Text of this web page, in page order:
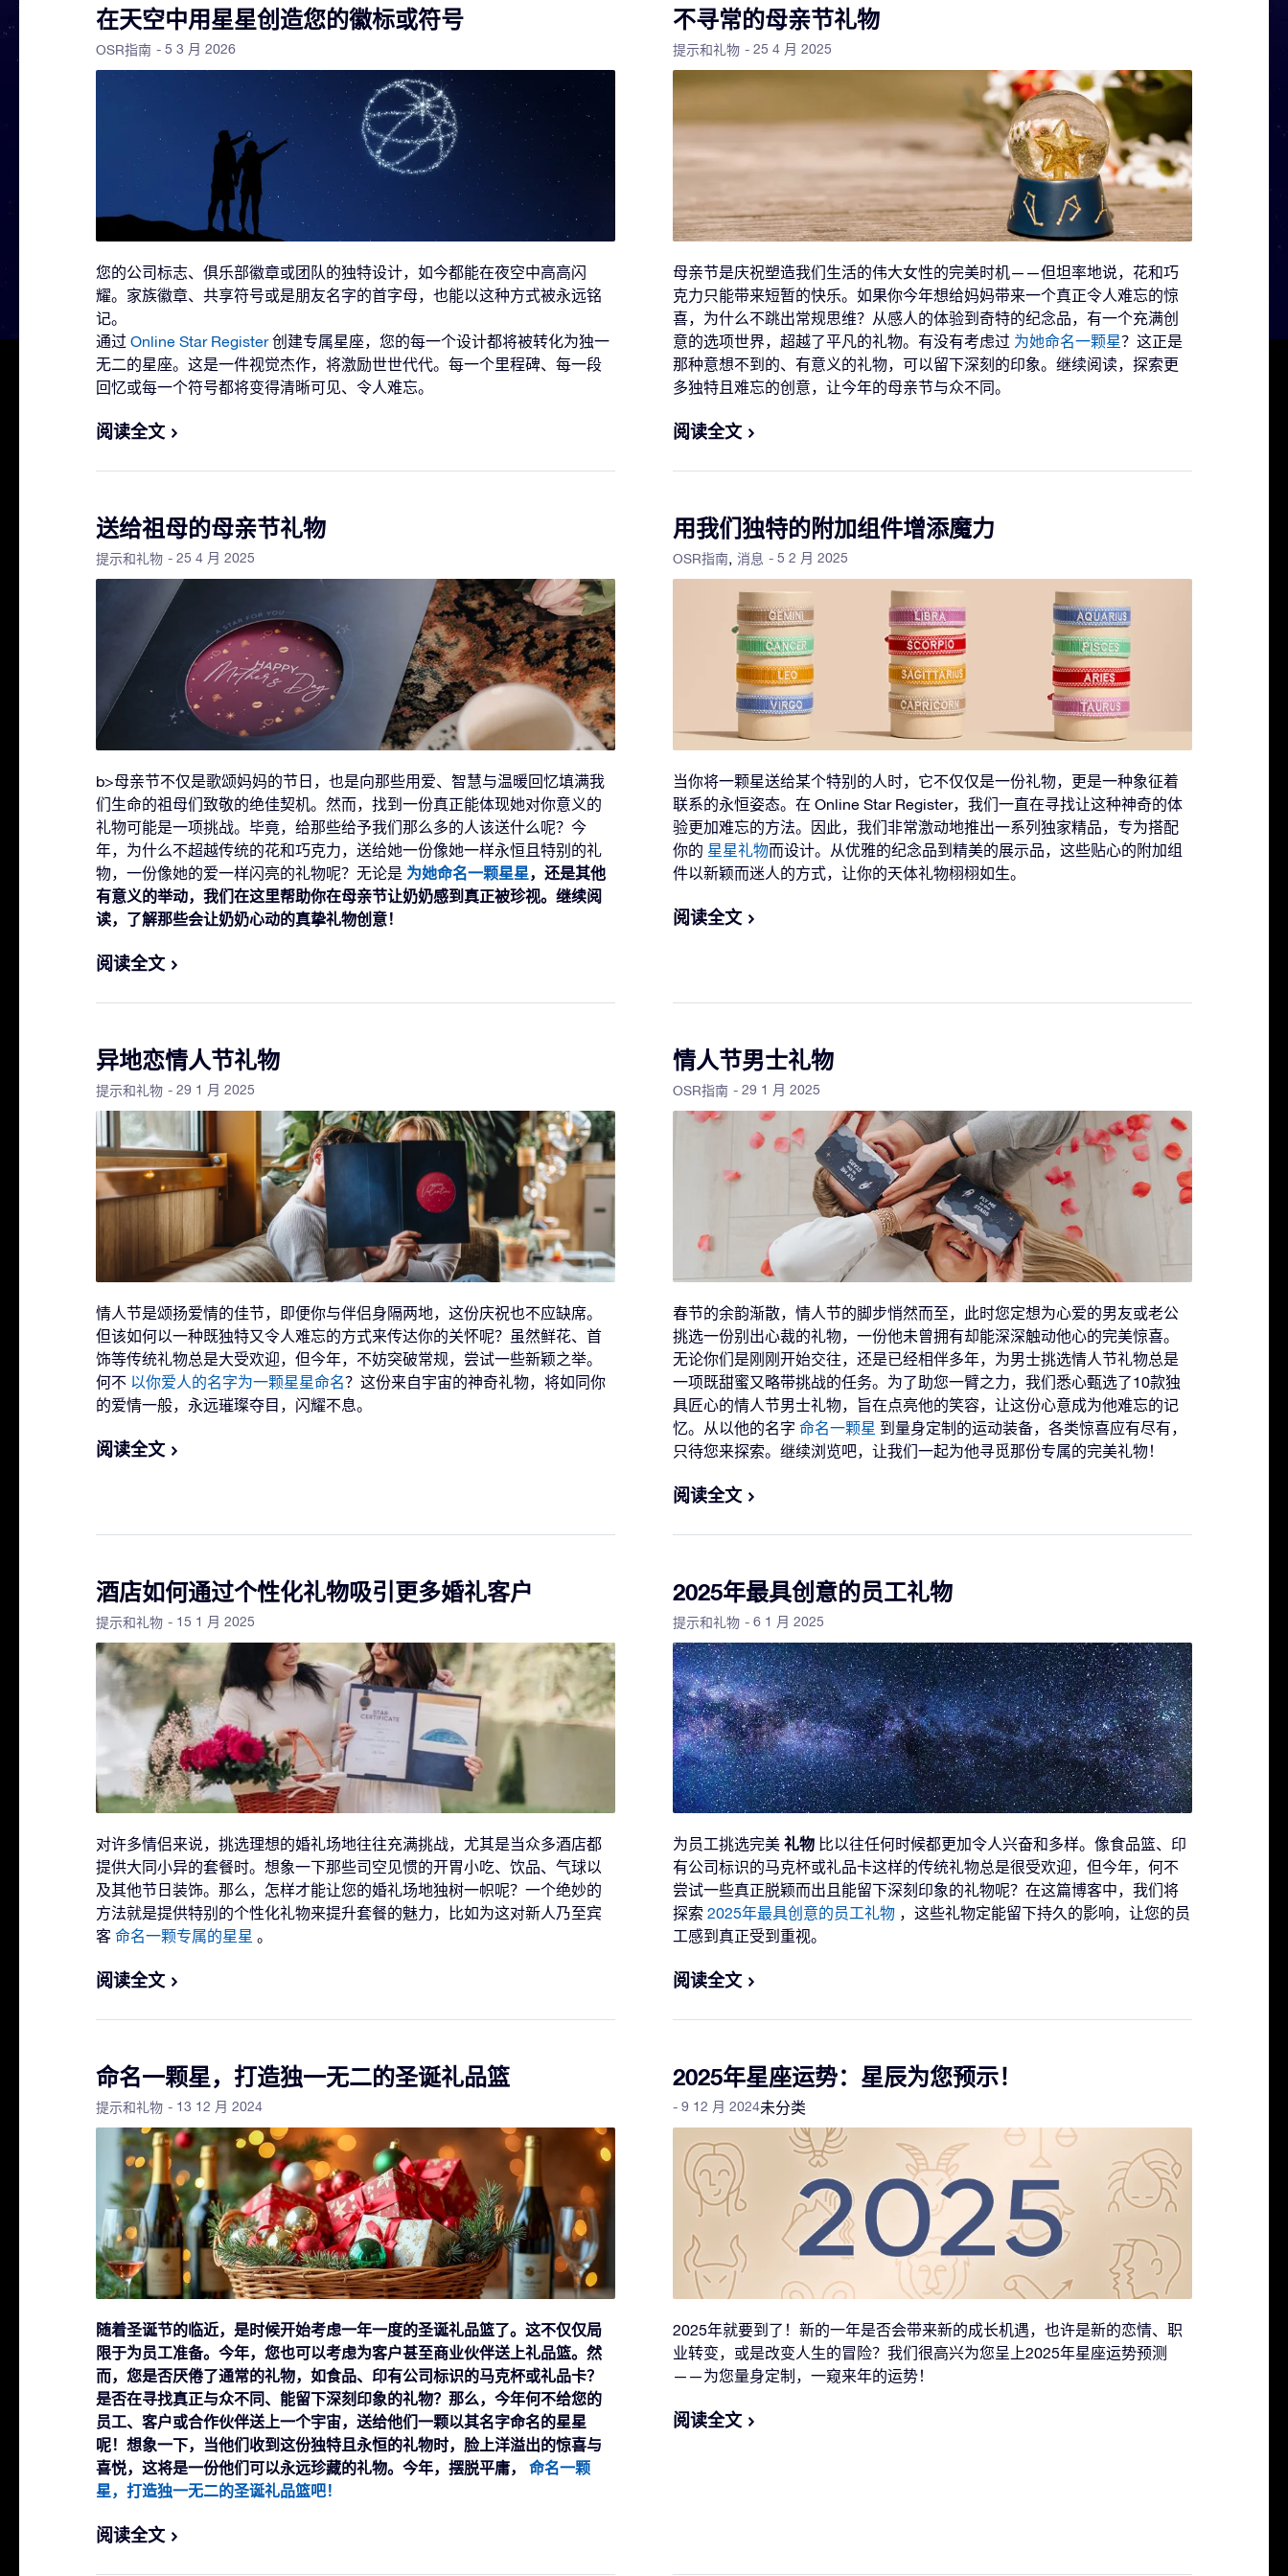
在天空中用星星创造您的徽标或符号
OSR指南 - 5 3 月 2026
您的公司标志、俱乐部徽章或团队的独特设计，如今都能在夜空中高高闪
耀。家族徽章、共享符号或是朋友名字的首字母，也能以这种方式被永远铭
记。
通过 Online Star Register创建专属星座，您的每一个设计都将被转化为独一
无二的星座。这是一件视觉杰作，将激励世世代代。每一个里程碑、每一段
回忆或每一个符号都将变得清晰可见、令人难忘。
阅读全文
不寻常的母亲节礼物
提示和礼物 - 25 4 月 2025
母亲节是庆祝塑造我们生活的伟大女性的完美时机——但坦率地说，花和巧
克力只能带来短暂的快乐。如果你今年想给妈妈带来一个真正令人难忘的惊
喜，为什么不跳出常规思维？从感人的体验到奇特的纪念品，有一个充满创
意的选项世界，超越了平凡的礼物。有没有考虑过 为她命名一颗星？这正是
那种意想不到的、有意义的礼物，可以留下深刻的印象。继续阅读，探索更
多独特且难忘的创意，让今年的母亲节与众不同。
阅读全文
送给祖母的母亲节礼物
提示和礼物 - 25 4 月 2025
b>母亲节不仅是歌颂妈妈的节日，也是向那些用爱、智慧与温暖回忆填满我
们生命的祖母们致敬的绝佳契机。然而，找到一份真正能体现她对你意义的
礼物可能是一项挑战。毕竟，给那些给予我们那么多的人该送什么呢？今
年，为什么不超越传统的花和巧克力，送给她一份像她一样永恒且特别的礼
物，一份像她的爱一样闪亮的礼物呢？无论是 为她命名一颗星星，还是其他
有意义的举动，我们在这里帮助你在母亲节让奶奶感到真正被珍视。继续阅
读，了解那些会让奶奶心动的真挚礼物创意！
阅读全文
用我们独特的附加组件增添魔力
OSR指南 消息 - 5 2 月 2025
当你将一颗星送给某个特别的人时，它不仅仅是一份礼物，更是一种象征着
联系的永恒姿态。在 Online Star Register，我们一直在寻找让这种神奇的体
验更加难忘的方法。因此，我们非常激动地推出一系列独家精品，专为搭配
你的 星星礼物而设计。从优雅的纪念品到精美的展示品，这些贴心的附加组
件以新颖而迷人的方式，让你的天体礼物栩栩如生。
阅读全文
异地恋情人节礼物
提示和礼物 - 29 1 月 2025
情人节是颂扬爱情的佳节，即便你与伴侣身隔两地，这份庆祝也不应缺席。
但该如何以一种既独特又令人难忘的方式来传达你的关怀呢？虽然鲜花、首
饰等传统礼物总是大受欢迎，但今年，不妨突破常规，尝试一些新颖之举。
何不 以你爱人的名字为一颗星星命名？这份来自宇宙的神奇礼物，将如同你
的爱情一般，永远璀璨夺目，闪耀不息。
阅读全文
情人节男士礼物
OSR指南 - 29 1 月 2025
春节的余韵渐散，情人节的脚步悄然而至，此时您定想为心爱的男友或老公
挑选一份别出心裁的礼物，一份他未曾拥有却能深深触动他心的完美惊喜。
无论你们是刚刚开始交往，还是已经相伴多年，为男士挑选情人节礼物总是
一项既甜蜜又略带挑战的任务。为了助您一臂之力，我们悉心甄选了10款独
具匠心的情人节男士礼物，旨在点亮他的笑容，让这份心意成为他难忘的记
忆。从以他的名字 命名一颗星 到量身定制的运动装备，各类惊喜应有尽有，
只待您来探索。继续浏览吧，让我们一起为他寻觅那份专属的完美礼物！
阅读全文
酒店如何通过个性化礼物吸引更多婚礼客户
提示和礼物 - 15 1 月 2025
对许多情侣来说，挑选理想的婚礼场地往往充满挑战，尤其是当众多酒店都
提供大同小异的套餐时。想象一下那些司空见惯的开胃小吃、饮品、气球以
及其他节日装饰。那么，怎样才能让您的婚礼场地独树一帜呢？一个绝妙的
方法就是提供特别的个性化礼物来提升套餐的魅力，比如为这对新人乃至宾
客 命名一颗专属的星星 。
阅读全文
2025年最具创意的员工礼物
提示和礼物 - 6 1 月 2025
为员工挑选完美 礼物 比以往任何时候都更加令人兴奋和多样。像食品篮、印
有公司标识的马克杯或礼品卡这样的传统礼物总是很受欢迎，但今年，何不
尝试一些真正脱颖而出且能留下深刻印象的礼物呢？在这篇博客中，我们将
探索 2025年最具创意的员工礼物 ，这些礼物定能留下持久的影响，让您的员
工感到真正受到重视。
阅读全文
命名一颗星，打造独一无二的圣诞礼品篮
提示和礼物 - 13 12 月 2024
随着圣诞节的临近，是时候开始考虑一年一度的圣诞礼品篮了。这不仅仅局
限于为员工准备。今年，您也可以考虑为客户甚至商业伙伴送上礼品篮。然
而，您是否厌倦了通常的礼物，如食品、印有公司标识的马克杯或礼品卡？
是否在寻找真正与众不同、能留下深刻印象的礼物？那么，今年何不给您的
员工、客户或合作伙伴送上一个宇宙，送给他们一颗以其名字命名的星星
呢！想象一下，当他们收到这份独特且永恒的礼物时，脸上洋溢出的惊喜与
喜悦，这将是一份他们可以永远珍藏的礼物。今年，摆脱平庸， 命名一颗
星，打造独一无二的圣诞礼品篮吧！
阅读全文
2025年星座运势：星辰为您预示！
未分类
- 9 12 月 2024
2025年就要到了！新的一年是否会带来新的成长机遇，也许是新的恋情、职
业转变，或是改变人生的冒险？我们很高兴为您呈上2025年星座运势预测
——为您量身定制，一窥来年的运势！
阅读全文